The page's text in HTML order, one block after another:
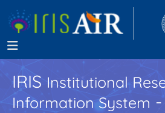
IRISInstitutional
Information System